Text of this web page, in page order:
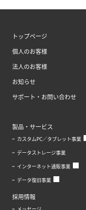
トップページ
個人のお客様
法人のお客様
お知らせ
サポート・お問い合わせ
製品・サービス
カスタムPC／タブレット事業
データストレージ事業
インターネット通販事業
データ復旧事業
採用情報
メッセージ